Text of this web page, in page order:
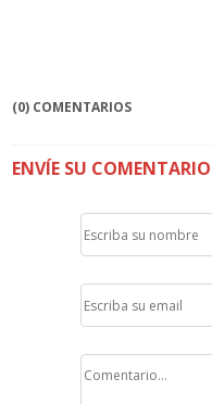
(0) COMENTARIOS
ENVÍE SU COMENTARIO